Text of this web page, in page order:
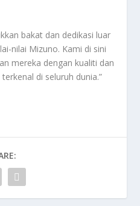
bakat dan dedikasi luar
nilai Mizuno. Kami di sini
mereka dengan kualiti dan
di seluruh dunia.”